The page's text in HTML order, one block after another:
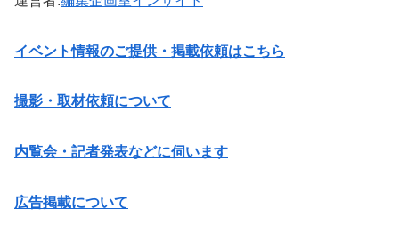
イベント情報のご提供・掲載依頼はこちら
撮影・取材依頼について
内覧会・記者発表などに伺います
広告掲載について